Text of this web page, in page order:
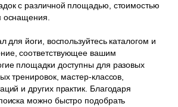
с различной площадью, стоимостью
для йоги, воспользуйтесь каталогом и
соответствующее вашим
площадки доступны для разовых
тренировок, мастер-классов,
и других практик. Благодаря
можно быстро подобрать